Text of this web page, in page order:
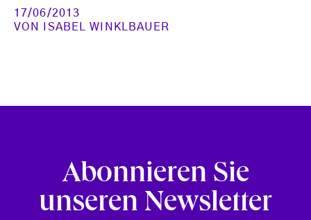
17/06/2013
VON
ISABEL WINKLBAUER
Abonnieren Sie
unseren Newsletter